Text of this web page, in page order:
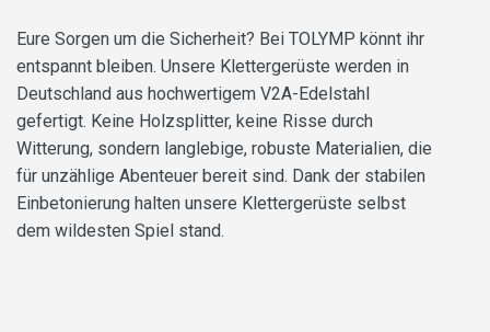
Eure Sorgen um die Sicherheit? Bei TOLYMP könnt ihr
entspannt bleiben. Unsere Klettergerüste werden in
Deutschland aus hochwertigem V2A-Edelstahl
gefertigt. Keine Holzsplitter, keine Risse durch
Witterung, sondern langlebige, robuste Materialien, die
für unzählige Abenteuer bereit sind. Dank der stabilen
Einbetonierung halten unsere Klettergerüste selbst
dem wildesten Spiel stand.